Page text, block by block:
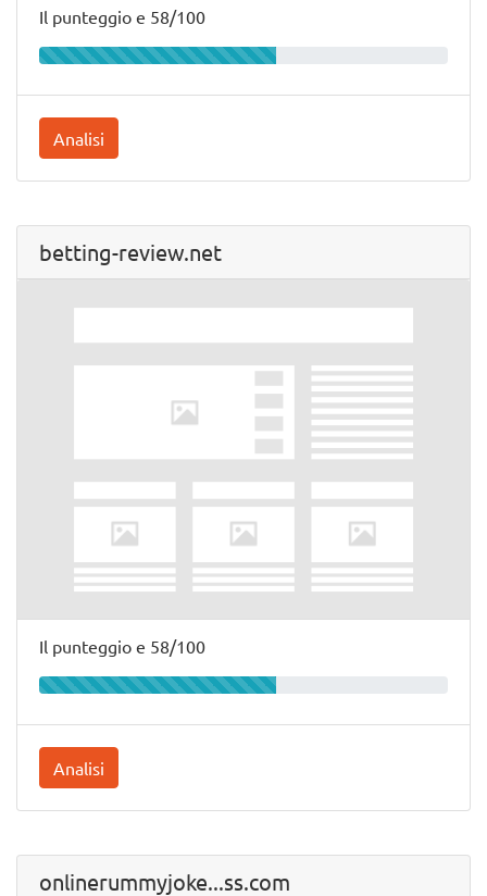
Il punteggio e 58/100
Analisi
betting-review.net
Il punteggio e 58/100
Analisi
onlinerummyjoke...ss.com